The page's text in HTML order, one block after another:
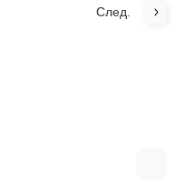
След.